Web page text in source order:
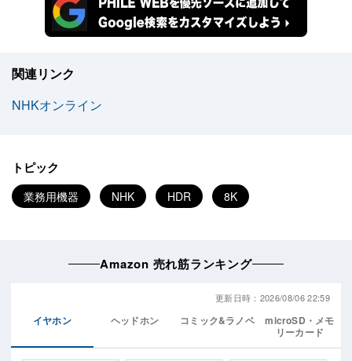
関連リンク
NHKオンライン
トピック
業務用機器 NHK HDR 8K